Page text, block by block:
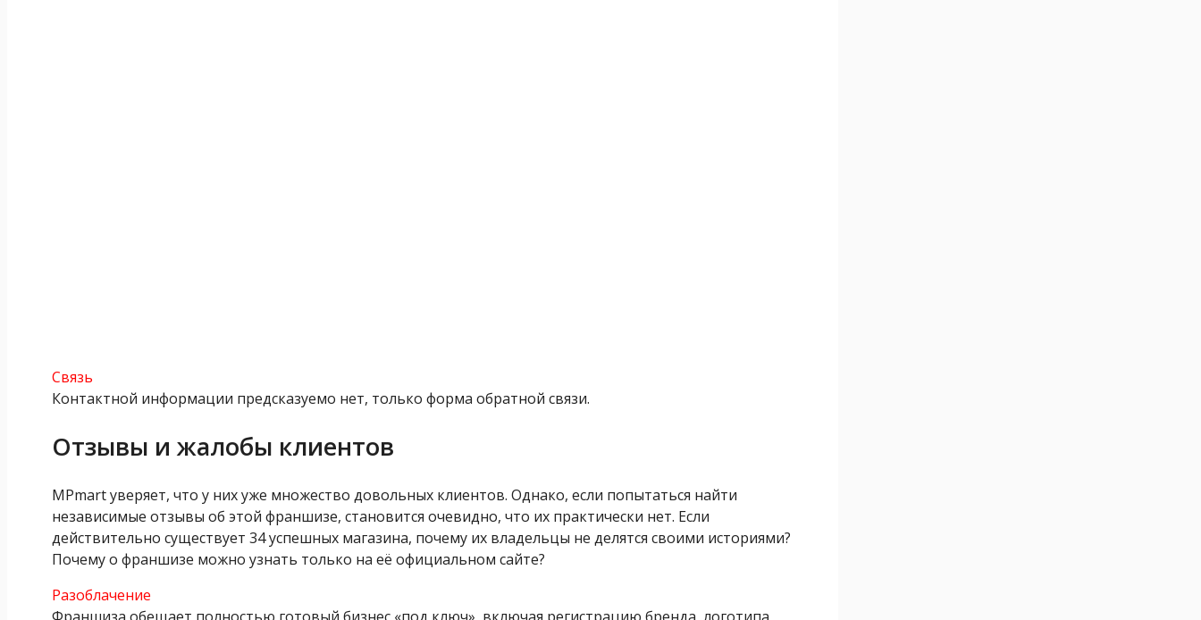
Связь
Контактной информации предсказуемо нет, только форма обратной связи.
Отзывы и жалобы клиентов
MPmart уверяет, что у них уже множество довольных клиентов. Однако, если попытаться найти
независимые отзывы об этой франшизе, становится очевидно, что их практически нет. Если
действительно существует 34 успешных магазина, почему их владельцы не делятся своими историями?
Почему о франшизе можно узнать только на её официальном сайте?
Разоблачение